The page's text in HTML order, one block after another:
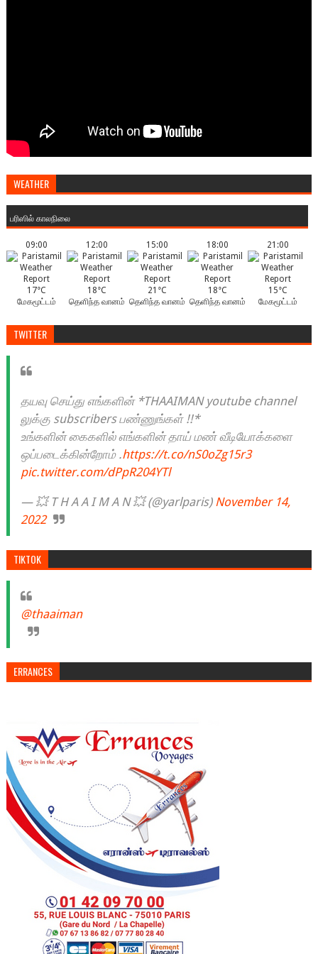
WEATHER
பரிஸில் காலநிலை
09:00
17°C
மேகமூட்டம்
12:00
18°C
தெளிந்த வானம்
15:00
21°C
தெளிந்த வானம்
18:00
18°C
தெளிந்த வானம்
21:00
15°C
மேகமூட்டம்
TWITTER
தயவு செய்து எங்களின் *THAAIMAN youtube channel
லுக்கு subscribers பண்ணுங்கள் !!*
உங்களின் கைகளில் எங்களின் தாய் மண் வீடியோக்களை
ஒப்படைக்கின்றோம் .https://t.co/nS0oZg15r3
pic.twitter.com/dPpR204YTl
— 💥 T H A A I M A N 💥 (@yarlparis) November 14,
2022
TIKTOK
@thaaiman
ERRANCES